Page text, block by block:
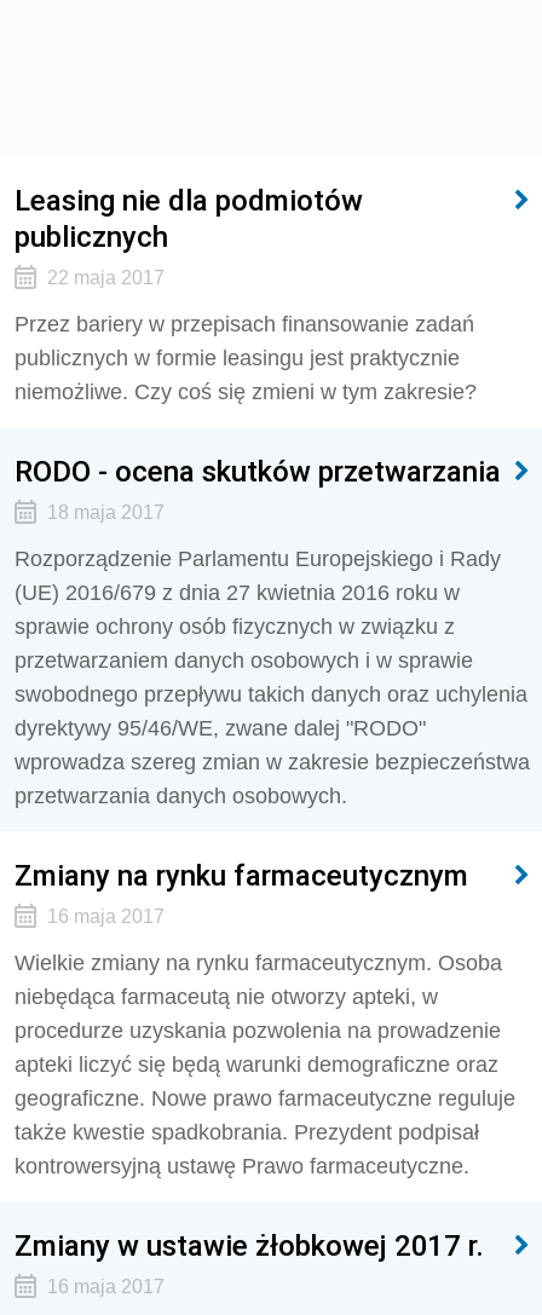
Leasing nie dla podmiotów
publicznych
22 maja 2017
Przez bariery w przepisach finansowanie zadań
publicznych w formie leasingu jest praktycznie
niemożliwe. Czy coś się zmieni w tym zakresie?
RODO - ocena skutków przetwarzania
18 maja 2017
Rozporządzenie Parlamentu Europejskiego i Rady
(UE) 2016/679 z dnia 27 kwietnia 2016 roku w
sprawie ochrony osób fizycznych w związku z
przetwarzaniem danych osobowych i w sprawie
swobodnego przepływu takich danych oraz uchylenia
dyrektywy 95/46/WE, zwane dalej "RODO"
wprowadza szereg zmian w zakresie bezpieczeństwa
przetwarzania danych osobowych.
Zmiany na rynku farmaceutycznym
16 maja 2017
Wielkie zmiany na rynku farmaceutycznym. Osoba
niebędąca farmaceutą nie otworzy apteki, w
procedurze uzyskania pozwolenia na prowadzenie
apteki liczyć się będą warunki demograficzne oraz
geograficzne. Nowe prawo farmaceutyczne reguluje
także kwestie spadkobrania. Prezydent podpisał
kontrowersyjną ustawę Prawo farmaceutyczne.
Zmiany w ustawie żłobkowej 2017 r.
16 maja 2017